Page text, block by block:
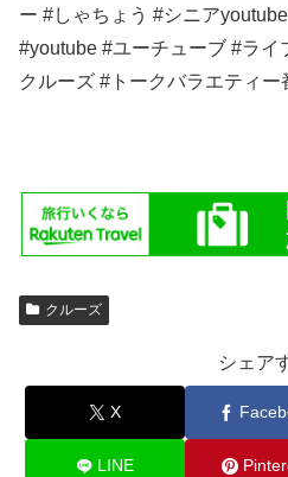
ー #しゃちょう #シニア
#youtube #ユーチューブ #ラ
クルーズ #トークバラエティー
クルーズ
シェア
X
LINE